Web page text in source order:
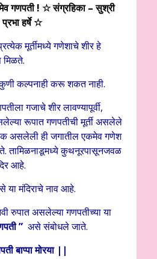
गणपती !☆ संग्रहिका – सुश्री
प्रभा हर्षे ☆
मूर्तीमध्ये गणेशाचे शीर हे
कल्पनाही करू शकत नाही.
गजाचे शीर लावण्यापूर्वी,
रूपात गणपतीची मूर्ती असलेले
असलेली ही जगातील एकमेव गणेश
तामिळनाडूमध्ये कुथनूरपासूनजवळ
आहे.
या मंदिराचे नाव आहे.
रुपात असलेल्या गणपतीच्या या
”असे संबोधले जाते.
बाप्पा मोरया ||